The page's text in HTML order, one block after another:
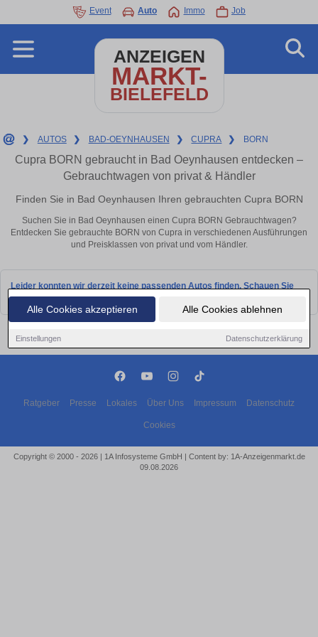
Alle Cookies akzeptieren Alle Cookies ablehnen
Einstellungen Datenschutzerklärung
Event Auto Immo Job
ANZEIGEN
MARKT-
BIELEFELD
❯ AUTOS ❯ BAD-OEYNHAUSEN ❯ CUPRA ❯ BORN
Cupra BORN gebraucht in Bad Oeynhausen entdecken –
Gebrauchtwagen von privat & Händler
Finden Sie in Bad Oeynhausen Ihren gebrauchten Cupra BORN
Suchen Sie in Bad Oeynhausen einen Cupra BORN Gebrauchtwagen?
Entdecken Sie gebrauchte BORN von Cupra in verschiedenen Ausführungen
und Preisklassen von privat und vom Händler.
Leider konnten wir derzeit keine passenden Autos finden. Schauen Sie
bald wieder vorbei!
Ratgeber Presse Lokales Über Uns Impressum Datenschutz
Cookies
Copyright © 2000 - 2026 | 1A Infosysteme GmbH | Content by: 1A-Anzeigenmarkt.de
09.08.2026